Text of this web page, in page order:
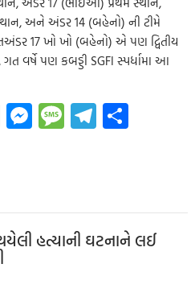
અને અંડર 14 (બહેનો) ની ટીમે
17 ખો ખો (બહેનો) એ પણ દ્વિતીય
વર્ષે પણ કબડ્ડી SGFI સ્પર્ધામા આ
C
o
Li
nk
M
es
g
er
M
es
e
Te
le
m
હત્યાની ઘટનાને લઈ